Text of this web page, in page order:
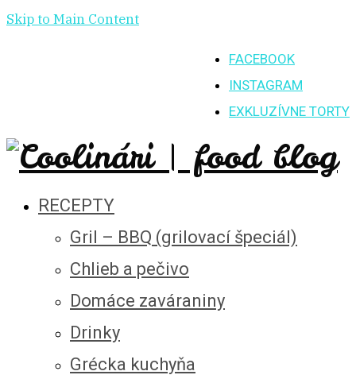
Skip to Main Content
FACEBOOK
INSTAGRAM
EXKLUZÍVNE TORTY
RECEPTY
Gril – BBQ (grilovací špeciál)
Chlieb a pečivo
Domáce zaváraniny
Drinky
Grécka kuchyňa